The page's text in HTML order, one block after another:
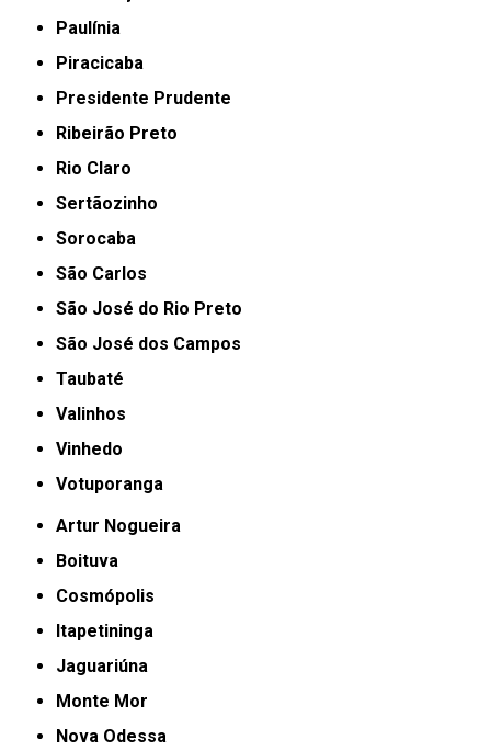
Paulínia
Piracicaba
Presidente Prudente
Ribeirão Preto
Rio Claro
Sertãozinho
Sorocaba
São Carlos
São José do Rio Preto
São José dos Campos
Taubaté
Valinhos
Vinhedo
Votuporanga
Artur Nogueira
Boituva
Cosmópolis
Itapetininga
Jaguariúna
Monte Mor
Nova Odessa